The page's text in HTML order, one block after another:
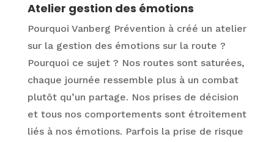
Atelier gestion des émotions
Pourquoi Vanberg Prévention à créé un atelier
sur la gestion des émotions sur la route ?
Pourquoi ce sujet ? Nos routes sont saturées,
chaque journée ressemble plus à un combat
plutôt qu’un partage. Nos prises de décision
et tous nos comportements sont étroitement
liés à nos émotions. Parfois la prise de risque